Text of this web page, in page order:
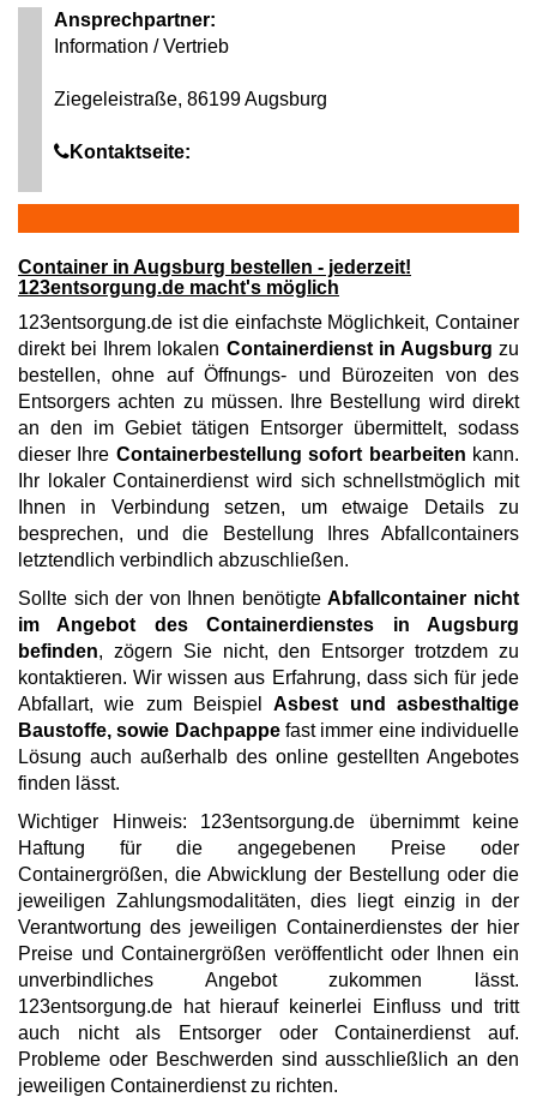
Ansprechpartner:
Information / Vertrieb
Ziegeleistraße, 86199 Augsburg
Kontaktseite:
Container in Augsburg bestellen - jederzeit!
123entsorgung.de macht's möglich
123entsorgung.de ist die einfachste Möglichkeit, Container
direkt bei Ihrem lokalen Containerdienst in Augsburg zu
bestellen, ohne auf Öffnungs- und Bürozeiten von des
Entsorgers achten zu müssen. Ihre Bestellung wird direkt
an den im Gebiet tätigen Entsorger übermittelt, sodass
dieser Ihre Containerbestellung sofort bearbeiten kann.
Ihr lokaler Containerdienst wird sich schnellstmöglich mit
Ihnen in Verbindung setzen, um etwaige Details zu
besprechen, und die Bestellung Ihres Abfallcontainers
letztendlich verbindlich abzuschließen.
Sollte sich der von Ihnen benötigteAbfallcontainer nicht
im Angebot des Containerdienstes in Augsburg
befinden, zögern Sie nicht, den Entsorger trotzdem zu
kontaktieren. Wir wissen aus Erfahrung, dass sich für jede
Abfallart, wie zum BeispielAsbest und asbesthaltige
Baustoffe, sowie Dachpappefast immer eine individuelle
Lösung auch außerhalb des online gestellten Angebotes
finden lässt.
Wichtiger Hinweis: 123entsorgung.de übernimmt keine
Haftung für die angegebenen Preise oder
Containergrößen, die Abwicklung der Bestellung oder die
jeweiligen Zahlungsmodalitäten, dies liegt einzig in der
Verantwortung des jeweiligen Containerdienstes der hier
Preise und Containergrößen veröffentlicht oder Ihnen ein
unverbindliches Angebot zukommen lässt.
123entsorgung.de hat hierauf keinerlei Einfluss und tritt
auch nicht als Entsorger oder Containerdienst auf.
Probleme oder Beschwerden sind ausschließlich an den
jeweiligen Containerdienst zu richten.